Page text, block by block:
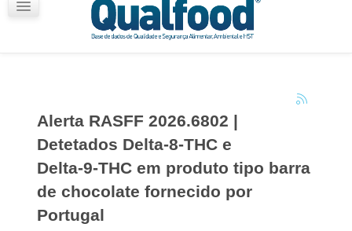
Alerta RASFF 2026.6802 |
Detetados Delta‑8‑THC e
Delta‑9‑THC em produto tipo barra
de chocolate fornecido por
Portugal